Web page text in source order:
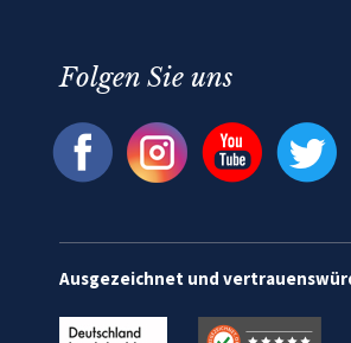
Folgen Sie uns
Ausgezeichnet und